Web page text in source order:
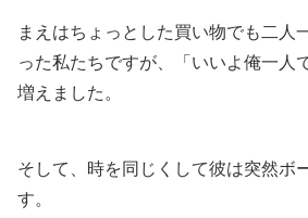
まえはちょっとした買い物でも二人
った私たちですが、「いいよ俺一人
増えました。
そして、時を同じくして彼は突然ボ
す。